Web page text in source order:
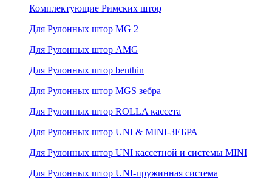
Комплектующие Римских штор
Для Рулонных штор MG 2
Для Рулонных штор AMG
Для Рулонных штор benthin
Для Рулонных штор MGS зебра
Для Рулонных штор ROLLA кассета
Для Рулонных штор UNI & MINI-ЗЕБРА
Для Рулонных штор UNI кассетной и системы MINI
Для Рулонных штор UNI-пружинная система